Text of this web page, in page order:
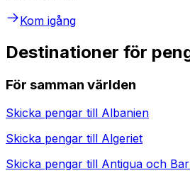
Kom igång
Destinationer för
För samman världen
Skicka pengar till Albanien
Skicka pengar till Algeriet
Skicka pengar till Antigua och